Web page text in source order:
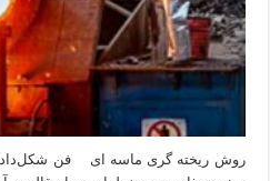
روش ریخته گری ماسه ای فن شکل‌دادن